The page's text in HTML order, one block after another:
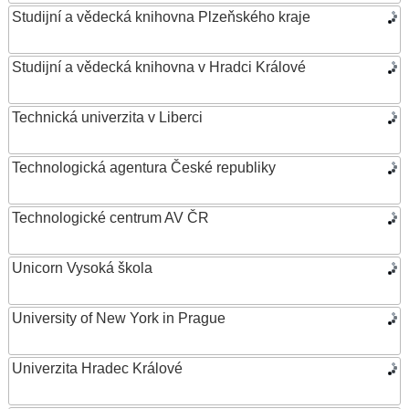
Studijní a vědecká knihovna Plzeňského kraje
Studijní a vědecká knihovna v Hradci Králové
Technická univerzita v Liberci
Technologická agentura České republiky
Technologické centrum AV ČR
Unicorn Vysoká škola
University of New York in Prague
Univerzita Hradec Králové